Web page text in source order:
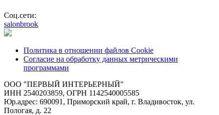
Соц.сети:
salonbrook
Политика в отношении файлов Cookie
Согласие на обработку данных метрическими
программами
ООО "ПЕРВЫЙ ИНТЕРЬЕРНЫЙ"
ИНН 2540203859, ОГРН 1142540005585
Юр.адрес: 690091, Приморский край, г. Владивосток, ул.
Пологая, д. 22